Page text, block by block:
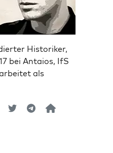
Historiker,
bei Antaios, IfS
als